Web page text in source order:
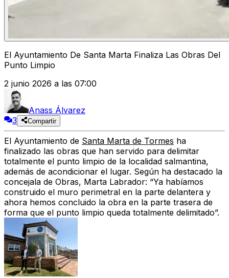
El Ayuntamiento De Santa Marta Finaliza Las Obras Del
Punto Limpio
2 junio 2026 a las 07:00
Anass Álvarez
3
Compartir
El Ayuntamiento de Santa Marta de Tormes ha
finalizado las obras que han servido para delimitar
totalmente el punto limpio de la localidad salmantina,
además de acondicionar el lugar. Según ha destacado la
concejala de Obras, Marta Labrador: “Ya habíamos
construido el muro perimetral en la parte delantera y
ahora hemos concluido la obra en la parte trasera de
forma que el punto limpio queda totalmente delimitado”.